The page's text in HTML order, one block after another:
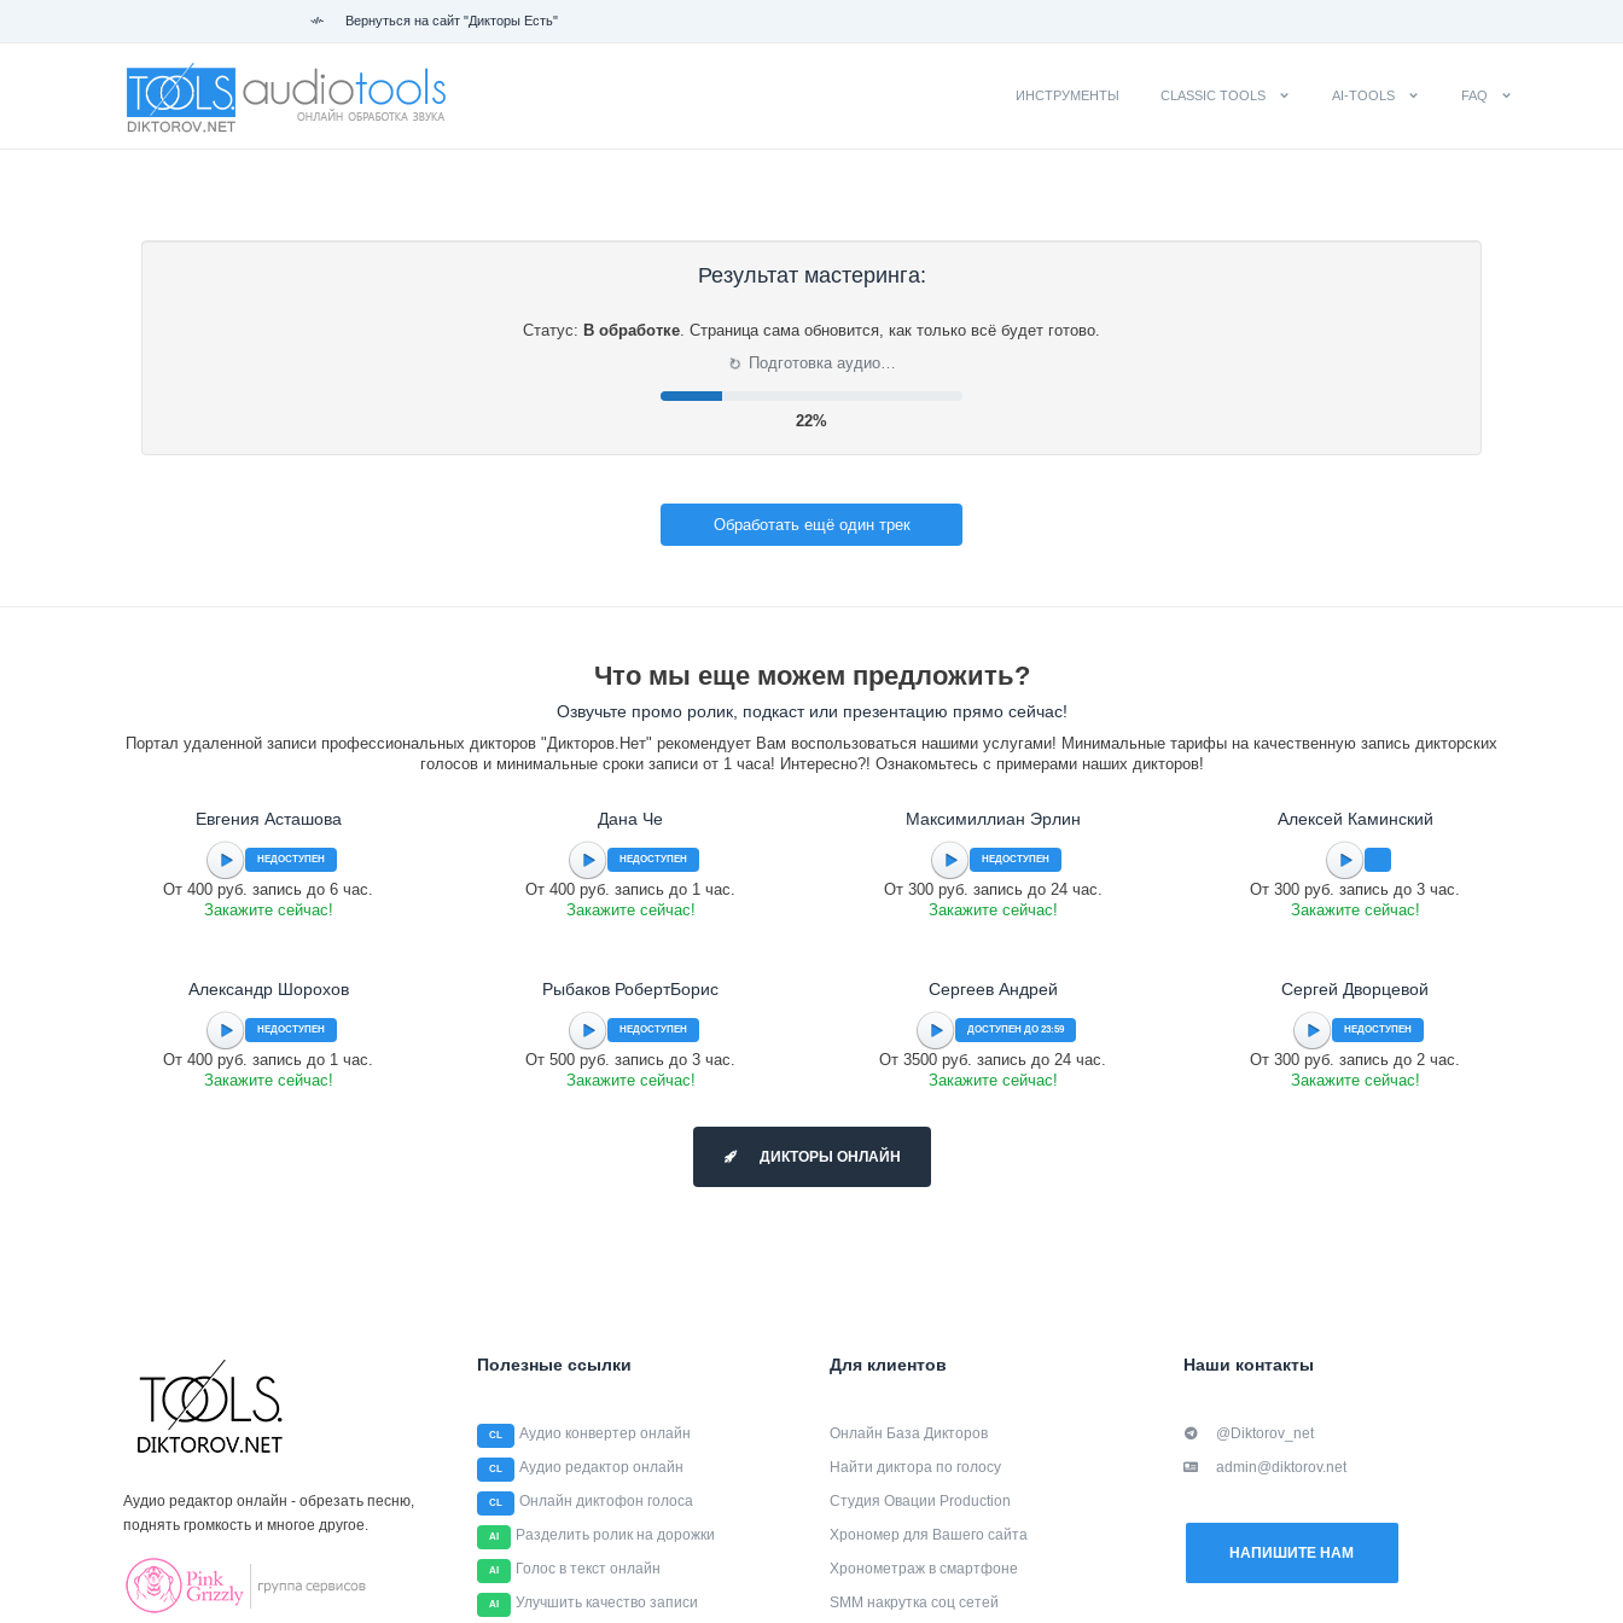
Вернуться на сайт "Дикторы Есть"
ИНСТРУМЕНТЫ CLASSIC TOOLS AI-TOOLS FAQ
Результат мастеринга:
Статус: В обработке. Страница сама обновится, как только всё будет готово.
⟳ Подготовка аудио…
22%
Обработать ещё один трек
Что мы еще можем предложить?
Озвучьте промо ролик, подкаст или презентацию прямо сейчас!
Портал удаленной записи профессиональных дикторов "Дикторов.Нет" рекомендует Вам воспользоваться нашими услугами! Минимальные тарифы на качественную запись дикторских
голосов и минимальные сроки записи от 1 часа! Интересно?! Ознакомьтесь с примерами наших дикторов!
Евгения Асташова
НЕДОСТУПЕН
От 400 руб. запись до 6 час.
Закажите сейчас!
Дана Че
НЕДОСТУПЕН
От 400 руб. запись до 1 час.
Закажите сейчас!
Максимиллиан Эрлин
НЕДОСТУПЕН
От 300 руб. запись до 24 час.
Закажите сейчас!
Алексей Каминский
От 300 руб. запись до 3 час.
Закажите сейчас!
Александр Шорохов
НЕДОСТУПЕН
От 400 руб. запись до 1 час.
Закажите сейчас!
Рыбаков РобертБорис
НЕДОСТУПЕН
От 500 руб. запись до 3 час.
Закажите сейчас!
Сергеев Андрей
ДОСТУПЕН ДО 23:59
От 3500 руб. запись до 24 час.
Закажите сейчас!
Сергей Дворцевой
НЕДОСТУПЕН
От 300 руб. запись до 2 час.
Закажите сейчас!
ДИКТОРЫ ОНЛАЙН
Аудио редактор онлайн - обрезать песню,
поднять громкость и многое другое.
Полезные ссылки
CL Аудио конвертер онлайн
CL Аудио редактор онлайн
CL Онлайн диктофон голоса
AI Разделить ролик на дорожки
AI Голос в текст онлайн
AI Улучшить качество записи
Для клиентов
Онлайн База Дикторов
Найти диктора по голосу
Студия Овации Production
Хрономер для Вашего сайта
Хронометраж в смартфоне
SMM накрутка соц сетей
Наши контакты
@Diktorov_net
admin@diktorov.net
НАПИШИТЕ НАМ